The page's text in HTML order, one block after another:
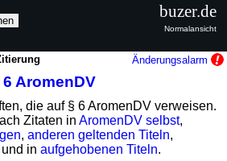
Änderungsalarm
6 AromenDV
die auf § 6 AromenDV verweisen.
Zitaten inAromenDV selbst,
,anderen geltenden Titeln,
und inaufgehobenen Titeln.
buzer.de
Normalansicht